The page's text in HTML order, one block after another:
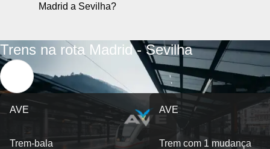
Madrid a Sevilha?
Trens na rota Madrid - Sevilha
AVE
Trem-bala
AVE
Trem com 1 mudança